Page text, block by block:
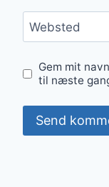
Websted
Gem mit
til næste